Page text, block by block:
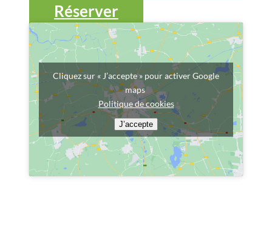
Réserver
Cliquez sur « J’accepte » pour activer Google
maps
Politique de cookies
J’accepte